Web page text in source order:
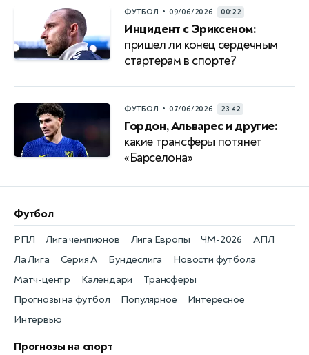
ФУТБОЛ • 09/06/2026 00:22
Инцидент с Эриксеном:
пришел ли конец сердечным
стартерам в спорте?
ФУТБОЛ • 07/06/2026 23:42
Гордон, Альварес и другие:
какие трансферы потянет
«Барселона»
Футбол
Новости футбола
РПЛ
Матч-центр
Лига чемпионов
Календари
Лига Европы
Трансферы
ЧМ-2026
Прогнозы на футбол
АПЛ
Популярное
Ла Лига
Интересное
Серия А
Интервью
Бундеслига
Прогнозы на спорт